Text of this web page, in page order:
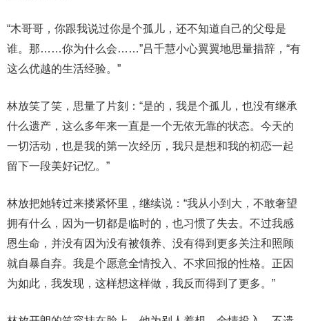
“木哥哥，你跟我说过你是个孤儿，还不知道自己的父母是
谁。那……你为什么会……”吕千慧小心翼翼地思量措辞，“有
这么优越的生活经验。”
林放笑了笑，思量了片刻：“是的，我是个孤儿，也没有继承
什么遗产，这么多年来一直是一个无依无靠的状态。今天的
一切活动，也是我的第一次经历，我只是想和我的初恋一起
留下一段美好记忆。”
林放把她转过来搂紧怀里，继续说：“我从小到大，不敢奢望
拥有什么，因为一切都是临时的，也习惯了失去。不过我感
恩生命，并没有因为没有被领养、没有得到更多关注和照顾
就自暴自弃。我是个愿意全情投入、不求回报的性格。正因
为如此，我发现，这样想这样做，我反而得到了更多。”